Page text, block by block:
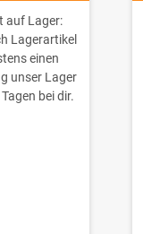
auf Lager:
Lagerartikel
einen
unser Lager
bei dir.